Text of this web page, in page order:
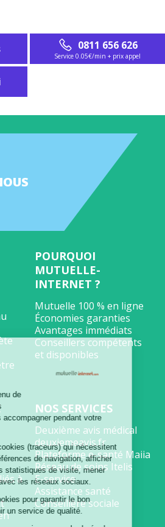
le contenu de
de vous
vous accompagner pendant votre
des cookies (traceurs) qui nécessitent
vos préférences de navigation, afficher
des statistiques de visite, mener
avec les réseaux sociaux.
cookies pour garantir le bon
fournir un service de qualité.
0811 656 626
Service 0.05€/min + prix appel
POURQUOI
MUTUELLE-
INTERNET ?
Mutuelle 100 % en ligne
Économies garanties
Avantages immédiats
Conseillers compétents
et disponibles
à
NOS SERVICES
Deuxième avis médical
deuxiemeavis.fr
Plateforme e-santé Maiia
Réseau de soins Itelis
E-service
Assistance santé
Conseillère sociale